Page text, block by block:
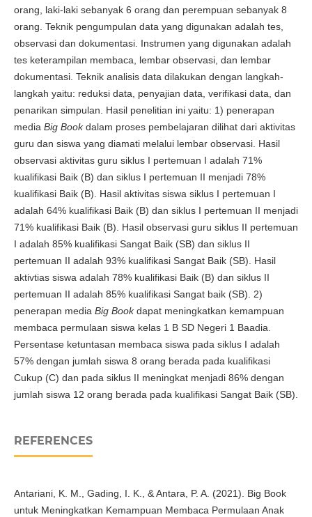
orang, laki-laki sebanyak 6 orang dan perempuan sebanyak 8
orang. Teknik pengumpulan data yang digunakan adalah tes,
observasi dan dokumentasi. Instrumen yang digunakan adalah
tes keterampilan membaca, lembar observasi, dan lembar
dokumentasi. Teknik analisis data dilakukan dengan langkah-
langkah yaitu: reduksi data, penyajian data, verifikasi data, dan
penarikan simpulan. Hasil penelitian ini yaitu: 1) penerapan
media Big Bookdalam proses pembelajaran dilihat dari aktivitas
guru dan siswa yang diamati melalui lembar observasi. Hasil
observasi aktivitas guru siklus I pertemuan I adalah 71%
kualifikasi Baik (B) dan siklus I pertemuan II menjadi 78%
kualifikasi Baik (B). Hasil aktivitas siswa siklus I pertemuan I
adalah 64% kualifikasi Baik (B) dan siklus I pertemuan II menjadi
71% kualifikasi Baik (B). Hasil observasi guru siklus II pertemuan
I adalah 85% kualifikasi Sangat Baik (SB) dan siklus II
pertemuan II adalah 93% kualifikasi Sangat Baik (SB). Hasil
aktivtias siswa adalah 78% kualifikasi Baik (B) dan siklus II
pertemuan II adalah 85% kualifikasi Sangat baik (SB). 2)
penerapan media Big Bookdapat meningkatkan kemampuan
membaca permulaan siswa kelas 1 B SD Negeri 1 Baadia.
Persentase ketuntasan membaca siswa pada siklus I adalah
57% dengan jumlah siswa 8 orang berada pada kualifikasi
Cukup (C) dan pada siklus II meningkat menjadi 86% dengan
jumlah siswa 12 orang berada pada kualifikasi Sangat Baik (SB).
REFERENCES
Antariani, K. M., Gading, I. K., & Antara, P. A. (2021). Big Book
untuk Meningkatkan Kemampuan Membaca Permulaan Anak